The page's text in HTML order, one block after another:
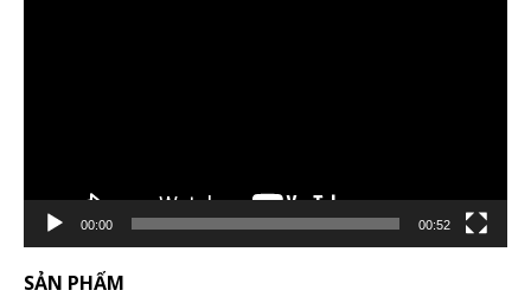
00:00 00:52
SẢN PHẨM